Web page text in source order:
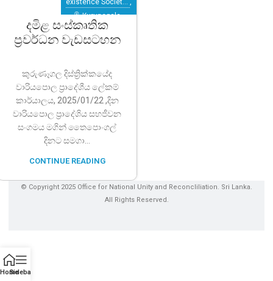
දමිළ සංස්කෘතික
ප්‍රවර්ධන වැඩසටහන
existence Societ… ,
Kurunegala ,
Wariyapola
කුරුණෑගල දිස්ත්‍රික්කයේද
වාරියපොල ප්‍රාදේශීය ලේකම්
කාර්යාලය, 2025/01/22 ,දින
වාරියපොල ප්‍රාදේශිය සහජීවන
සංගමය මගින් තෛපොංගල්
දිනට සමගා...
CONTINUE READING
© Copyright 2025 Office for National Unity and Reconcliliation. Sri Lanka.
All Rights Reserved.
HomeSidebar